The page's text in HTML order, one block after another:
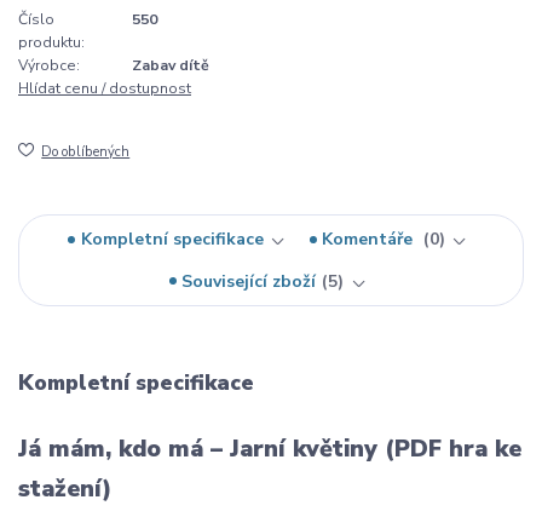
Číslo
produktu:
550
Výrobce:
Zabav dítě
Hlídat cenu / dostupnost
Do oblíbených
Kompletní specifikace Komentáře
0
Související zboží 5
Kompletní specifikace
Já mám, kdo má – Jarní květiny (PDF hra ke
stažení)